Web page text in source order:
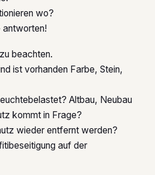
wo?
antworten!
beachten.
ist vorhanden Farbe, Stein,
Altbau, Neubau
kommt in Frage?
wieder entfernt werden?
auf der